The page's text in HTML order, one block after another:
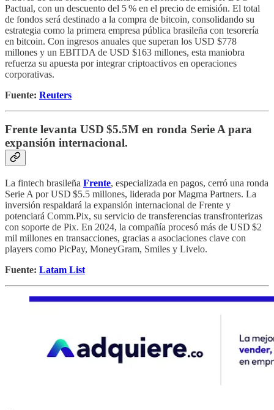
Pactual, con un descuento del 5 % en el precio de emisión. El total
de fondos será destinado a la compra de bitcoin, consolidando su
estrategia como la primera empresa pública brasileña con tesorería
en bitcoin. Con ingresos anuales que superan los USD $778
millones y un EBITDA de USD $163 millones, esta maniobra
refuerza su apuesta por integrar criptoactivos en operaciones
corporativas.
Fuente: Reuters
Frente levanta USD $5.5M en ronda Serie A para
expansión internacional.
La fintech brasileña Frente, especializada en pagos, cerró una ronda
Serie A por USD $5.5 millones, liderada por Magma Partners. La
inversión respaldará la expansión internacional de Frente y
potenciará Comm.Pix, su servicio de transferencias transfronterizas
con soporte de Pix. En 2024, la compañía procesó más de USD $2
mil millones en transacciones, gracias a asociaciones clave con
players como PicPay, MoneyGram, Smiles y Livelo.
Fuente: Latam List